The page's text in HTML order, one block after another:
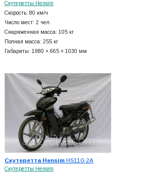
Скутеретты Hensim
Скорость: 80 км/ч
Число мест: 2 чел.
Снаряженная масса: 105 кг
Полная масса: 255 кг
Габариты: 1980 × 665 × 1030 мм
Скутеретта HensimHS110-2A
Скутеретты Hensim